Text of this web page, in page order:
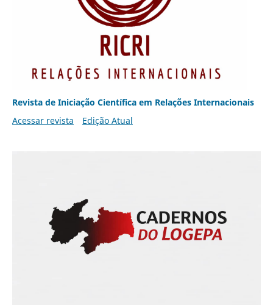
Revista de Iniciação Científica em Relações Internacionais
Acessar revista
Edição Atual